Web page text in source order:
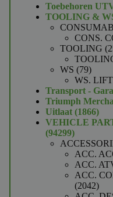
Toebehoren
TOOLING &
CONS.
TOOLING
WS 7979
WS.
Transport -
Triumph
Uitlaat 18661866
VEHICLE
9429994299
producten
ACC.
ACC.
ACC.
20422042